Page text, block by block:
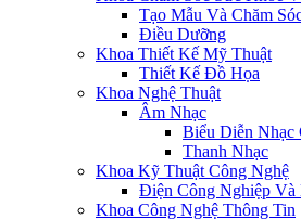
Tạo Mẫu Và Chăm
Điều Dưỡng
Khoa Thiết Kế Mỹ Thuật
Thiết Kế Đồ Họa
Khoa Nghệ Thuật
Âm Nhạc
Biểu Diễn Nhạc
Thanh Nhạc
Khoa Kỹ Thuật Công Nghệ
Điện Công Nghiệp Và
Khoa Công Nghệ Thông Tin